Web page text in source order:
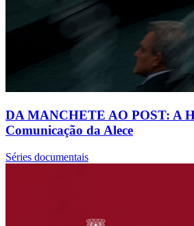
DA MANCHETE AO POST: A
Comunicação da Alece
Séries documentais